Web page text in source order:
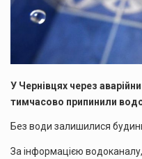
У Чернівцях через
тимчасово припинили
Без води залишилися
За інформацією